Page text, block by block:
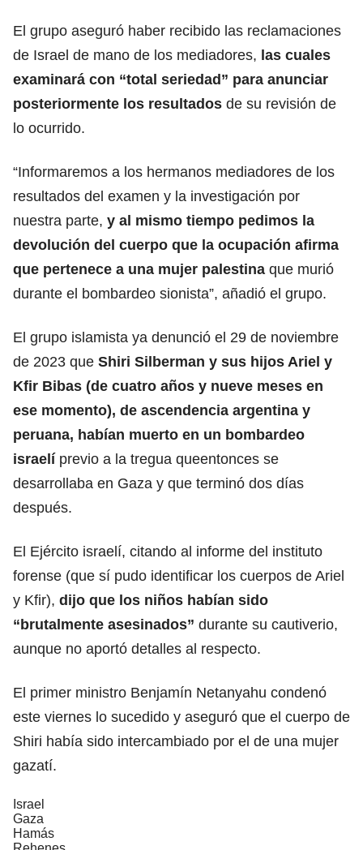
El grupo aseguró haber recibido las reclamaciones
de Israel de mano de los mediadores, las cuales
examinará con “total seriedad” para anunciar
posteriormente los resultados de su revisión de
lo ocurrido.
“Informaremos a los hermanos mediadores de los
resultados del examen y la investigación por
nuestra parte, y al mismo tiempo pedimos la
devolución del cuerpo que la ocupación afirma
que pertenece a una mujer palestina que murió
durante el bombardeo sionista”, añadió el grupo.
El grupo islamista ya denunció el 29 de noviembre
de 2023 que Shiri Silberman y sus hijos Ariel y
Kfir Bibas (de cuatro años y nueve meses en
ese momento), de ascendencia argentina y
peruana, habían muerto en un bombardeo
israelíprevio a la tregua queentonces se
desarrollaba en Gaza y que terminó dos días
después.
El Ejército israelí, citando al informe del instituto
forense (que sí pudo identificar los cuerpos de Ariel
y Kfir), dijo que los niños habían sido
“brutalmente asesinados” durante su cautiverio,
aunque no aportó detalles al respecto.
El primer ministro Benjamín Netanyahu condenó
este viernes lo sucedido y aseguró que el cuerpo de
Shiri había sido intercambiado por el de una mujer
gazatí.
Israel
Gaza
Hamás